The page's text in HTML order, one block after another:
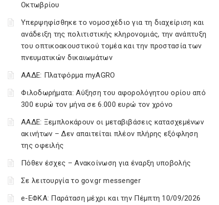
Οκτωβρίου
Υπερψηφίσθηκε το νομοσχέδιο για τη διαχείριση και
ανάδειξη της πολιτιστικής κληρονομιάς, την ανάπτυξη
του οπτικοακουστικού τομέα και την προστασία των
πνευματικών δικαιωμάτων
ΑΑΔΕ: Πλατφόρμα myAGRO
Φιλοδωρήματα: Αύξηση του αφορολόγητου ορίου από
300 ευρώ τον μήνα σε 6.000 ευρώ τον χρόνο
ΑΑΔΕ: Ξεμπλοκάρουν οι μεταβιβάσεις κατασχεμένων
ακινήτων – Δεν απαιτείται πλέον πλήρης εξόφληση
της οφειλής
Πόθεν έσχες – Ανακοίνωση για έναρξη υποβολής
Σε λειτουργία το gov.gr messenger
e-ΕΦΚΑ: Παράταση μέχρι και την Πέμπτη 10/09/2026